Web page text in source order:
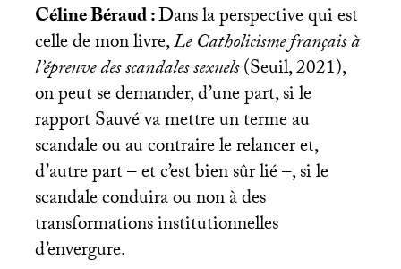
Céline Béraud :Dans la perspective qui est
celle de mon livre,Le Catholicisme français à
l’épreuve des scandales sexuels(Seuil, 2021),
on peut se demander, d’une part, si le
rapport Sauvé va mettre un terme au
scandale ou au contraire le relancer et,
d’autre part – et c’est bien sûr lié –, si le
scandale conduira ou non à des
transformations institutionnelles
d’envergure.